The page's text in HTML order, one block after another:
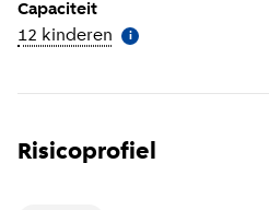
Capaciteit
12 kinderen Meer informatie
i
Risicoprofiel